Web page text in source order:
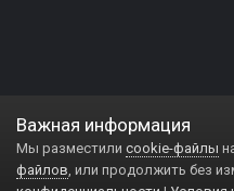
Важная информация
Мы разместили cookie-файлы
файлов, или продолжить без